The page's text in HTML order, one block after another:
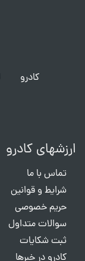
کادرو
ارزشهای کادرو
تماس با ما
شرایط و قوانین
حریم خصوصی
سوالات متداول
ثبت شکایات
کادرو در خبرها